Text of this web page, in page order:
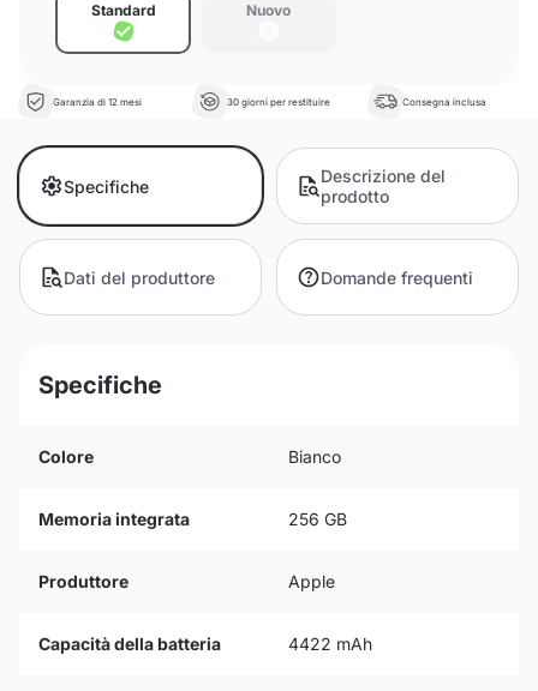
Standard Nuovo
Garanzia di 12 mesi 30 giorni per restituire Consegna inclusa
Specifiche
Descrizione del
prodotto
Dati del produttore Domande frequenti
Specifiche
Colore Bianco
Memoria integrata 256 GB
Produttore Apple
Capacità della batteria 4422 mAh